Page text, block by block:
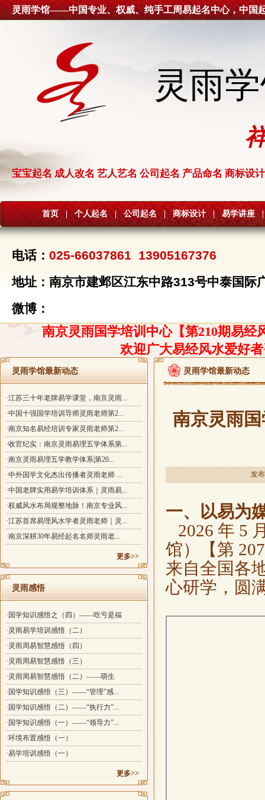
灵雨学馆——中国专业、权威、纯手工周易起名中心，中国
灵雨
宝宝起名 成人改名 艺人艺名 公司起名 产品命名 商标设计
首页 | 个人起名 | 公司起名 | 商标设计 | 易学讲座 |
电话： 025-66037861 13905167376
地址：南京市建邺区江东中路313号中泰国际
微博：
南京灵雨国学培训中心【第210期易经
欢迎广大易经风水爱好
灵雨学馆最新动态
·江苏三十年老牌易学课堂，南京灵雨...
·中国十强国学培训导师灵雨老师第2...
·南京知名易经培训专家灵雨老师第2...
·收官纪实：南京灵雨易理五学体系第...
·南京灵雨易理五学教学体系|第20...
·中外国学文化杰出传播者灵雨老师 ...
·中国老牌实用易学培训体系｜灵雨易...
·权威风水布局规整地脉！南京专业风...
·江苏首席易理风水学者灵雨老师｜灵...
·南京深耕30年易经起名名师灵雨老...
更多>>
灵雨感悟
·国学知识感悟之（四）——吃亏是福
·灵雨易学培训感悟（二）
·灵雨周易智慧感悟（四）
·灵雨周易智慧感悟（三）
·灵雨周易智慧感悟（二）——萌生
·国学知识感悟（三）——“管理”感...
·国学知识感悟（二）——“执行力”...
·国学知识感悟（一）——“领导力”...
·环境布置感悟（一）
·易学培训感悟（一）
更多>>
灵雨学馆最新动态
南京灵雨
发
一、以易为
2026 年 5
馆）【第
来自全国各
心研学，圆